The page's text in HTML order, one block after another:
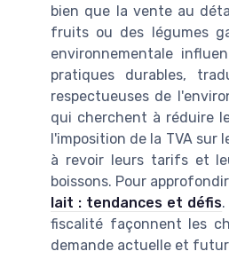
bien que la vente au
fruits ou des légumes
environnementale
pratiques durables,
respectueuses de
qui cherchent à réduire
l'imposition de la TVA sur
à revoir leurs tarifs et
boissons. Pour
lait : tendances et défis
fiscalité façonnent les
demande actuelle et